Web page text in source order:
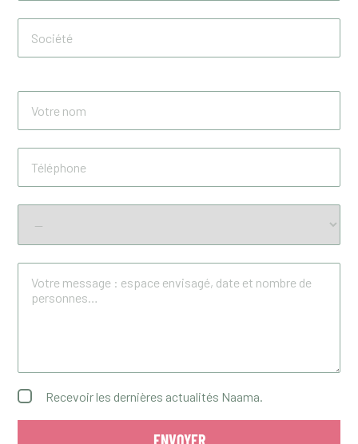
Recevoir les dernières actualités Naama.